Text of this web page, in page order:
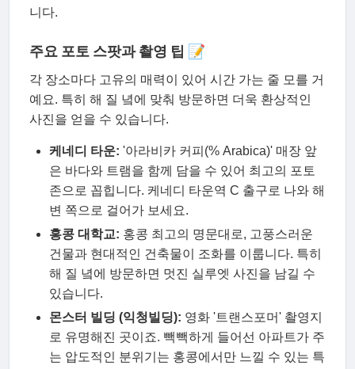
니다.
주요 포토 스팟과 촬영 팁 📝
각 장소마다 고유의 매력이 있어 시간 가는 줄 모를 거
예요. 특히 해 질 녘에 맞춰 방문하면 더욱 환상적인
사진을 얻을 수 있습니다.
케네디 타운: '아라비카 커피(% Arabica)' 매장 앞
은 바다와 트램을 함께 담을 수 있어 최고의 포토
존으로 꼽힙니다. 케네디 타운역 C 출구로 나와 해
변 쪽으로 걸어가 보세요.
홍콩 대학교: 홍콩 최고의 명문대로, 고풍스러운
건물과 현대적인 건축물이 조화를 이룹니다. 특히
해 질 녘에 방문하면 멋진 실루엣 사진을 남길 수
있습니다.
몬스터 빌딩 (익청빌딩): 영화 '트랜스포머' 촬영지
로 유명해진 곳이죠. 빽빽하게 들어선 아파트가 주
는 압도적인 분위기는 홍콩에서만 느낄 수 있는 특